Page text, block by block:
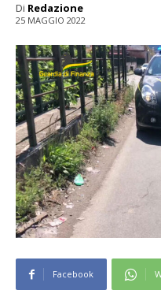
Di Redazione
25 MAGGIO 2022
Facebook